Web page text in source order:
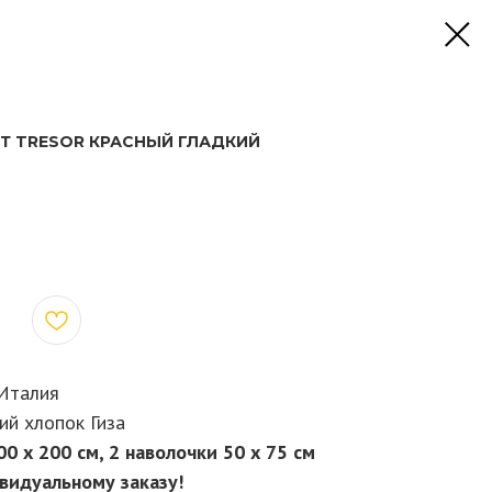
КРАСНЫЙ ГЛАДКИЙ
хлопок Гиза
х 200 см, 2 наволочки 50 х 75 см
заказу!